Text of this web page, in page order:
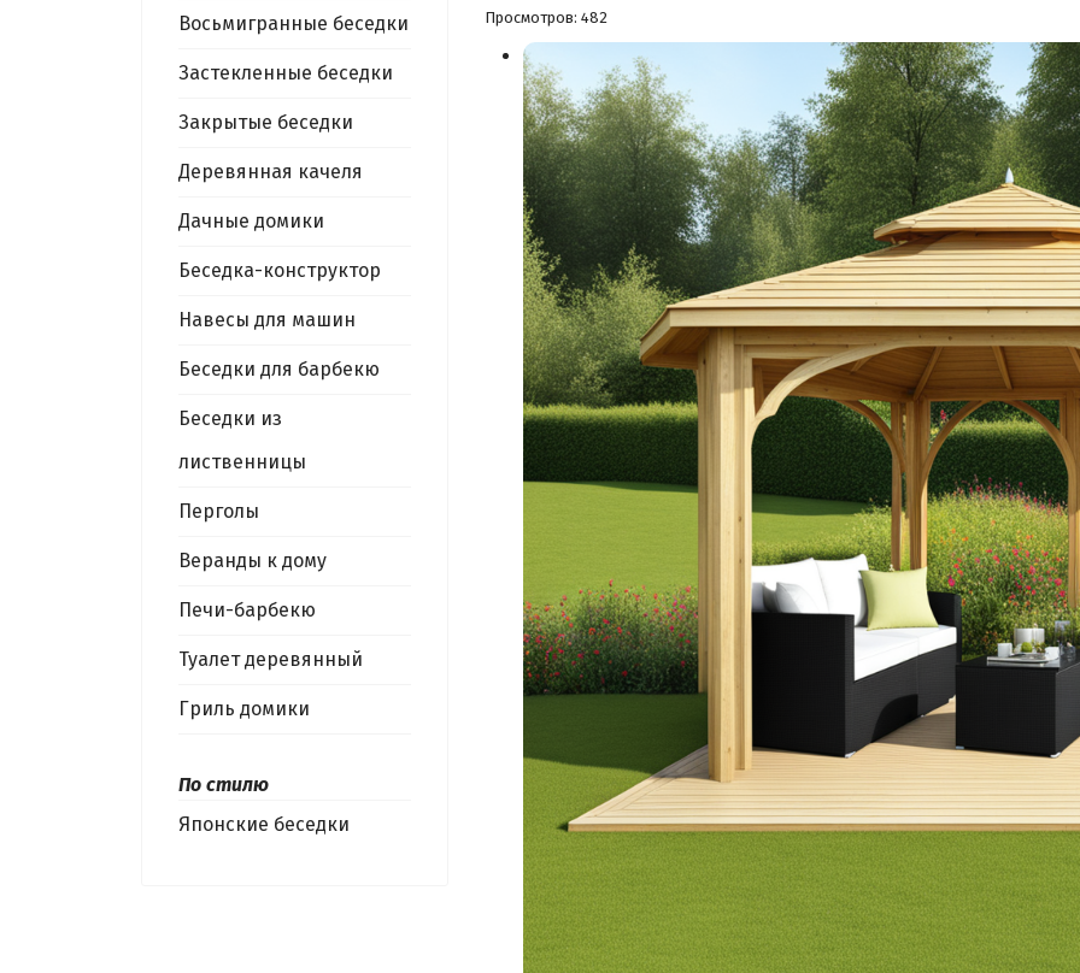
Восьмигранные беседки
Застекленные беседки
Закрытые беседки
Деревянная качеля
Дачные домики
Беседка-конструктор
Навесы для машин
Беседки для барбекю
Беседки из
лиственницы
Перголы
Веранды к дому
Печи-барбекю
Туалет деревянный
Гриль домики
По стилю
Японские беседки
Просмотров: 482